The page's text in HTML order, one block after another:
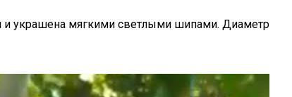
и украшена мягкими светлыми шипами. Диаметр